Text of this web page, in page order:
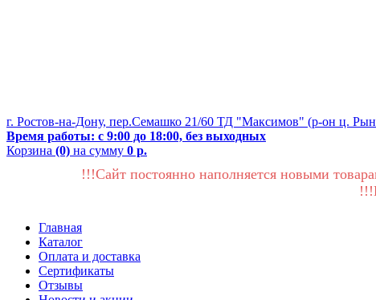
г. Ростов-на-Дону, пер.Семашко 21/60 ТД "Максимов" (р-он ц.
Время работы: с 9:00 до 18:00, без выходных
Корзина (0) на сумму 0 р.
!!!Сайт постоянно наполняется новыми
Главная
Каталог
Оплата и доставка
Сертификаты
Отзывы